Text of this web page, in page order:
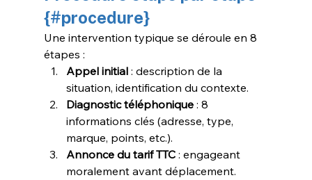
{#procedure}
Une intervention typique se déroule en 8
étapes :
Appel initial : description de la
situation, identification du contexte.
Diagnostic téléphonique : 8
informations clés (adresse, type,
marque, points, etc.).
Annonce du tarif TTC : engageant
moralement avant déplacement.